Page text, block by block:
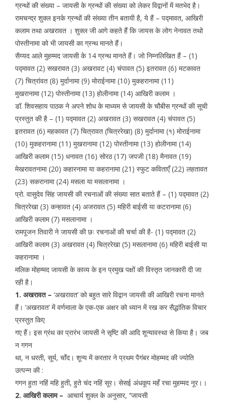
ग्रन्थों की संख्या – जायसी के ग्रन्थों की संख्या को लेकर विद्वानों में मतभेद है।
रामचन्द्र शुक्ल इनके ग्रन्थों की संख्या तीन बतायी है, ये हैं – पद्मावत, आखिरी
कलाम तथा अखरावत । शुक्ल जी आगे कहते हैं कि जायस के लोग नेनावत तथो
पोस्तीनामा को भी जायसी का ग्रन्थ मानते हैं।
सैय्यद आले मुहम्मद जायसी के 14 ग्रन्थ मानते हैं। जो निम्नलिखित हैं – (1)
पद्मावत (2) सखरावत (3) अखरावट (4) चंपावत (5) इतरावत (6) मटकावत
(7) चित्रांवत (8) मुर्दानामा (9) मोराईनामा (10) मुकहरानामा (11)
मुखरानामा (12) पोस्तीनामा (13) होलीनामा (14) आखिरी कलाम ।
डॉ. शिवसहाय पाठक ने अपने शोध के माध्यम से जायसी के चौबीस ग्रन्थों की सूची
प्रस्तुत की है – (1) पद्मावत (2) अखरावत (3) सखरावत (4) चंपावत (5)
इतरावत (6) महकावत (7) चित्रावत (चित्ररेखा) (8) मुर्दानामा (१) मोराईनामा
(10) मुकहरानामा (11) मुखरानामा (12) पोस्तीनामा (13) होलीनामा (14)
आखिरी कलाम (15) धनावत (16) सोरठ (17) जपजी (18) मैनावत (19)
मेखरावतनामा (20) कहारनामा या कहरानामा (21) स्फुट कविताएँ (22) लहतावत
(23) सकरानामा (24) मसला या मसलानामा ।
प्रो. वासुदेव सिंह जायसी की रचनाओं की संख्या सात बताते हैं – (1) पद्मावत (2)
चित्ररेखा (3) कन्हावत (4) अजरावत (5) महिरी बाईसी या कटरानामा (6)
आखिरी कलाम (7) मसलानामा ।
रामपूजन तिवारी ने जायसी की छः रचनाओं की चर्चा की है- (1) पद्मावत (2)
आखिरी कलाम (3) अखरावत (4) चित्ररेखा (5) मसलानामा (6) महिरी बाईसी या
कहरानामा ।
मलिक मोहम्मद जायसी के काव्य के इन प्रमुख पक्षों की विस्तृत जानकारी दी जा
रही है।
1. अखरावत – ‘अखरावत’ को बहुत सारे विद्वान जायसी की आखिरी रचना मानते
हैं। ‘अखरावत’ में वर्णमाला के एक-एक अक्षर को ध्यान में रख कर सैद्धांतिक विचार
प्रस्तुत किए
गए हैं। इस ग्रंथ का प्रारंभ जायसी ने सृष्टि की आदि शून्यावस्था से किया है। जब
न गगन
था, न धरती, सूर्य, चाँद। शून्य में करतार ने प्रथम पैगंबर मोहम्मद की ज्योति
उत्पन्न की :
गगन हुता नहिं महि हुती, हुते चंद नहिं सूर। सेसई अंधकूप महँ रचा मुहम्मद नूर।।
2. आखिरी कलाम – आचार्य शुक्ल के अनुसार, ‘‘जायसी